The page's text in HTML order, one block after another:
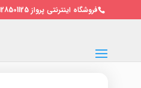
فروشگاه اینترنتی پرواز 09128501125 / 02122691010